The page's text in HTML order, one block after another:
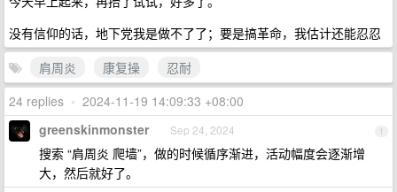
没有信仰的话，地下党我是做不了了；要是搞革命，我估计还能忍忍
肩周炎
康复操
忍耐
24 replies • 2024-11-19 14:09:33 +08:00
1
greenskinmonster Sep 24, 2024
搜索 “肩周炎 爬墙”，做的时候循序渐进，活动幅度会逐渐增
大，然后就好了。